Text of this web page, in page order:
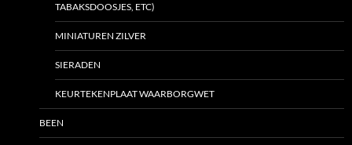
TABAKSDOOSJES, ETC)
MINIATUREN ZILVER
SIERADEN
KEURTEKENPLAAT WAARBORGWET
BEEN